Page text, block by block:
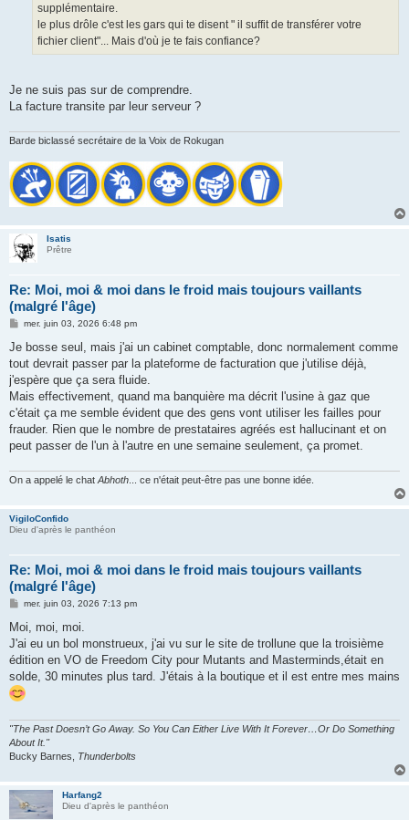
supplémentaire.
le plus drôle c'est les gars qui te disent " il suffit de transférer votre
fichier client"... Mais d'où je te fais confiance?
Je ne suis pas sur de comprendre.
La facture transite par leur serveur ?
Barde biclassé secrétaire de la Voix de Rokugan
Isatis
Prêtre
Re: Moi, moi & moi dans le froid mais toujours vaillants
(malgré l'âge)
M
s
a
g
mer. juin 03, 2026 6:48 pm
Je bosse seul, mais j'ai un cabinet comptable, donc normalement comme
tout devrait passer par la plateforme de facturation que j'utilise déjà,
j'espère que ça sera fluide.
Mais effectivement, quand ma banquière ma décrit l'usine à gaz que
c'était ça me semble évident que des gens vont utiliser les failles pour
frauder. Rien que le nombre de prestataires agréés est hallucinant et on
peut passer de l'un à l'autre en une semaine seulement, ça promet.
On a appelé le chat Abhoth ... ce n'était peut-être pas une bonne idée.
VigiloConfido
Dieu d'après le panthéon
Re: Moi, moi & moi dans le froid mais toujours vaillants
(malgré l'âge)
M
s
a
g
mer. juin 03, 2026 7:13 pm
Moi, moi, moi.
J'ai eu un bol monstrueux, j'ai vu sur le site de trollune que la troisième
édition en VO de Freedom City pour Mutants and Masterminds,était en
solde, 30 minutes plus tard. J'étais à la boutique et il est entre mes mains
"The Past Doesn’t Go Away. So You Can Either Live With It Forever…Or Do Something
About It."
Bucky Barnes, Thunderbolts
Harfang2
Dieu d'après le panthéon